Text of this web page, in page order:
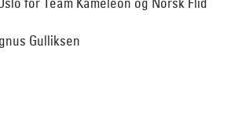
Gulliksen